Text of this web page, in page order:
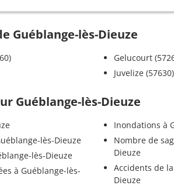
Guéblange-lès-Dieuze
Gelucourt
Juvelize (57630)
Guéblange-lès-Dieuze
lès-Dieuze
lès-Dieuze
à Guéblange-lès-
Inondations à
Nombre de
Dieuze
Accidents de
Dieuze